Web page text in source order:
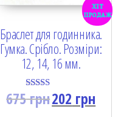
хіт
продаж
Браслет для годинника.
Гумка. Срібло. Розміри:
12, 14, 16 мм.
Rated
5.00
675грн202 грн